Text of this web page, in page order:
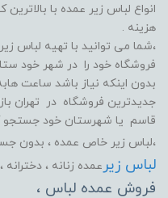
انواع لباس زیر عمده با
هزینه .
،شما می توانید با تهیه لباس
فروشگاه خود را در شهر خود
بدون اینکه نیاز باشد ساعت
جدیدترین فروشگاه در تهران
قاسم یا شهرستان خود جستجو
،لباس زیر خاص عمده ، بدون
لباس زیر عمده زنانه ، دخترانه
فروش عمده لباس ،